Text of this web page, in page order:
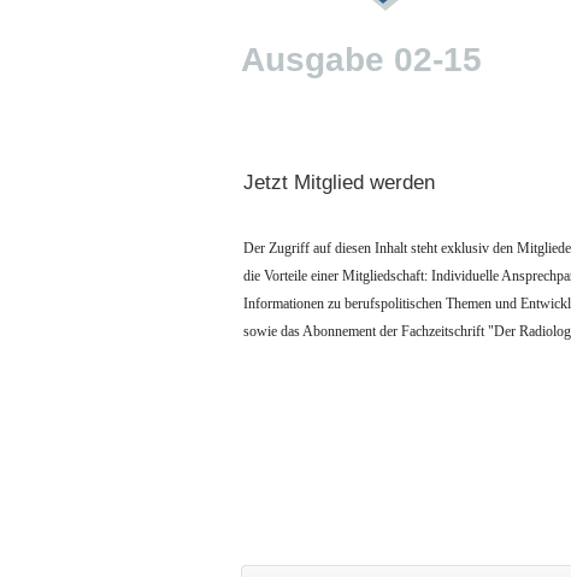
Ausgabe 02-15
Jetzt Mitglied werden
Der Zugriff auf diesen Inhalt steht exklusiv den
die Vorteile einer Mitgliedschaft: Individuelle
Informationen zu berufspolitischen Themen und
sowie das Abonnement der Fachzeitschrift "Der